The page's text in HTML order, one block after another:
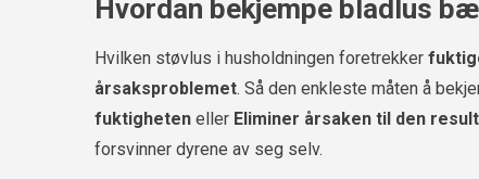
Hvordan bekjempe bladlus
Hvilken støvlus i husholdningen foretrekker
årsaksproblemet. Så den enkleste måten å
fuktigheten eller Eliminer årsaken til den
forsvinner dyrene av seg selv.